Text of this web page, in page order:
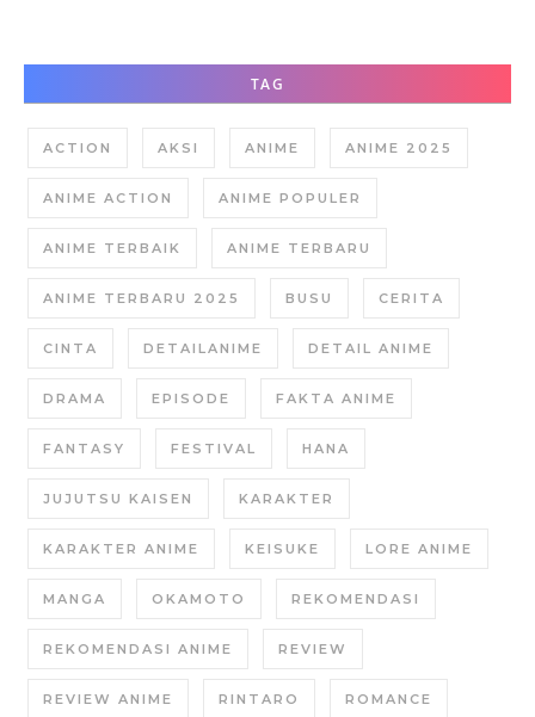
TAG
ACTION AKSI ANIME ANIME 2025
ANIME ACTION ANIME POPULER
ANIME TERBAIK ANIME TERBARU
ANIME TERBARU 2025 BUSU CERITA
CINTA DETAILANIME DETAIL ANIME
DRAMA EPISODE FAKTA ANIME
FANTASY FESTIVAL HANA
JUJUTSU KAISEN KARAKTER
KARAKTER ANIME KEISUKE LORE ANIME
MANGA OKAMOTO REKOMENDASI
REKOMENDASI ANIME REVIEW
REVIEW ANIME RINTARO ROMANCE